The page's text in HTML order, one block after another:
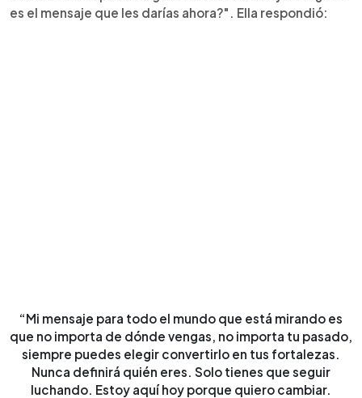
es el mensaje que les darías ahora?". Ella respondió:
“Mi mensaje para todo el mundo que está mirando es
que no importa de dónde vengas, no importa tu pasado,
siempre puedes elegir convertirlo en tus fortalezas.
Nunca definirá quién eres. Solo tienes que seguir
luchando. Estoy aquí hoy porque quiero cambiar.